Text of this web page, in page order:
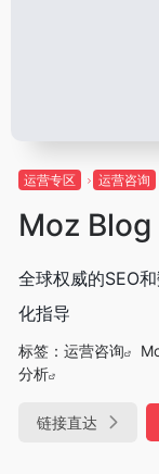
运营专区 运营咨询
Moz Blog
全球权威的SEO
化指导
标签： 运营咨询
分析
链接直达